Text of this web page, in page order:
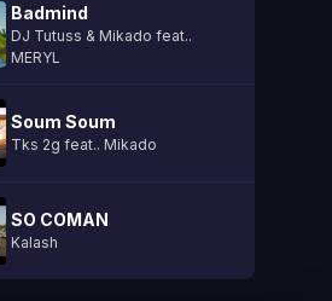
Badmind
DJ Tutuss & Mikado feat..
MERYL
Soum Soum
Tks 2g feat.. Mikado
SO COMAN
Kalash